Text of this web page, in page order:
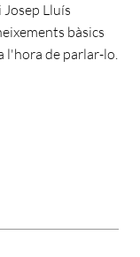
Lluís
bàsics
l'hora de parlar-lo.